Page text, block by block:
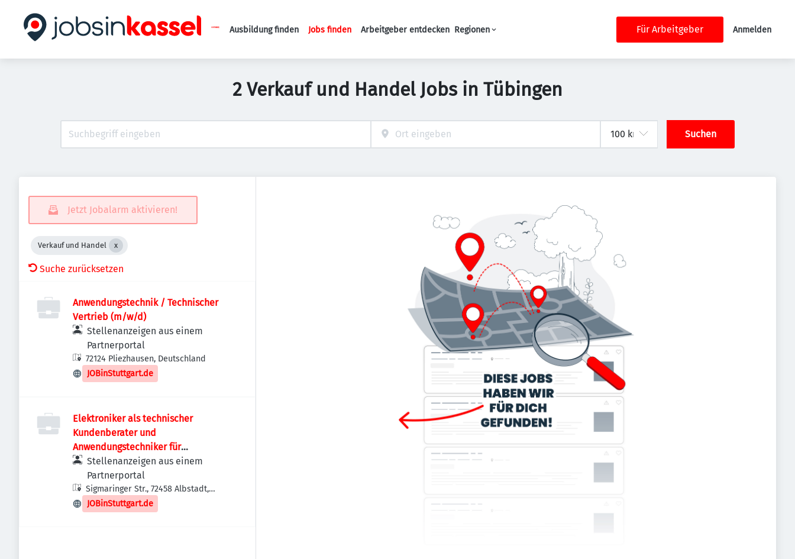
Haupt-Navigation
Ausbildung finden Jobs finden Arbeitgeber entdecken Regionen Für Arbeitgeber Anmelden
2 Verkauf und Handel Jobs in Tübingen
Suchen
Jetzt Jobalarm aktivieren!
Verkauf und Handel
Suche zurücksetzen
Anwendungstechnik / Technischer
Vertrieb (m/w/d)
Stellenanzeigen aus einem
Partnerportal
72124 Pliezhausen, Deutschland
JOBinStuttgart.de
Elektroniker als technischer
Kundenberater und
Anwendungstechniker für
Sicherheitssysteme (m/w/d)
Stellenanzeigen aus einem
Partnerportal
Sigmaringer Str., 72458 Albstadt,
Deutschland
JOBinStuttgart.de